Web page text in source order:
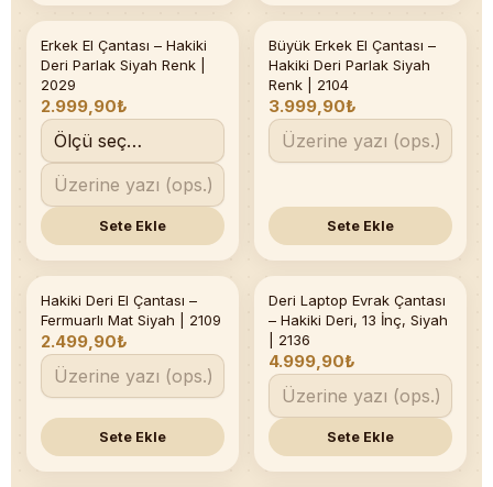
Erkek El Çantası – Hakiki
Deri Parlak Siyah Renk |
2029
2.999,90₺
Sete Ekle
Büyük Erkek El Çantası –
Hakiki Deri Parlak Siyah
Renk | 2104
3.999,90₺
Sete Ekle
Son 1 adet
Hakiki Deri El Çantası –
Fermuarlı Mat Siyah | 2109
2.499,90₺
Sete Ekle
Deri Laptop Evrak Çantası
– Hakiki Deri, 13 İnç, Siyah
| 2136
4.999,90₺
Sete Ekle